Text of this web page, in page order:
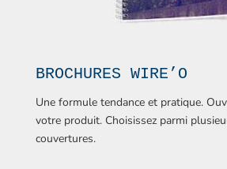
BROCHURES WIRE’O
Une formule tendance et pratique.
votre produit. Choisissez parmi
couvertures.